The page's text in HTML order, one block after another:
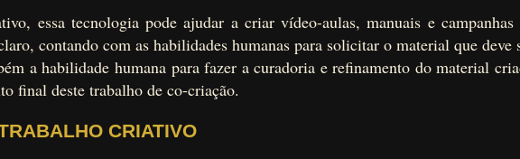
essa tecnologia pode ajudar a criar vídeo-aulas, manuais e campanhas
contando com as habilidades humanas para solicitar o material que deve
a habilidade humana para fazer a curadoria e refinamento do material
final deste trabalho de co-criação.
CRIATIVO